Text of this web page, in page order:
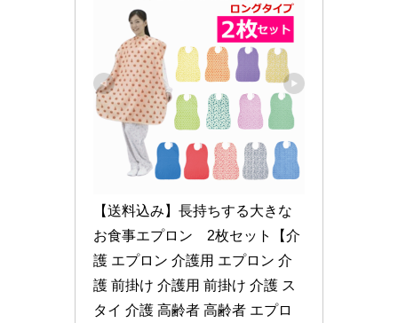
【送料込み】長持ちする大きな
お食事エプロン　2枚セット【介
護 エプロン 介護用 エプロン 介
護 前掛け 介護用 前掛け 介護 ス
タイ 介護 高齢者 高齢者 エプロ